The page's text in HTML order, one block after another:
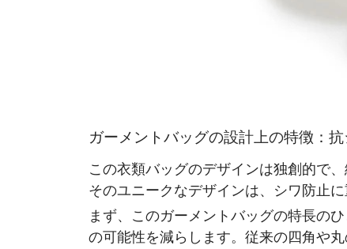
ガーメントバッグの設計上の特徴：
この衣類バッグのデザインは独創的で
そのユニークなデザインは、シワ防止
まず、このガーメントバッグの特長の
の可能性を減らします。従来の四角や